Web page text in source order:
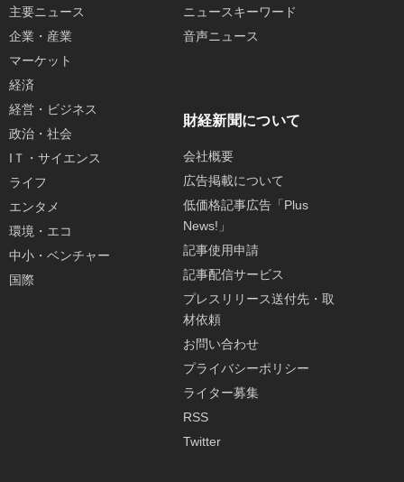
主要ニュース
企業・産業
マーケット
経済
経営・ビジネス
政治・社会
IＴ・サイエンス
ライフ
エンタメ
環境・エコ
中小・ベンチャー
国際
ニュースキーワード
音声ニュース
財経新聞について
会社概要
広告掲載について
低価格記事広告「Plus
News!」
記事使用申請
記事配信サービス
プレスリリース送付先・取
材依頼
お問い合わせ
プライバシーポリシー
ライター募集
RSS
Twitter